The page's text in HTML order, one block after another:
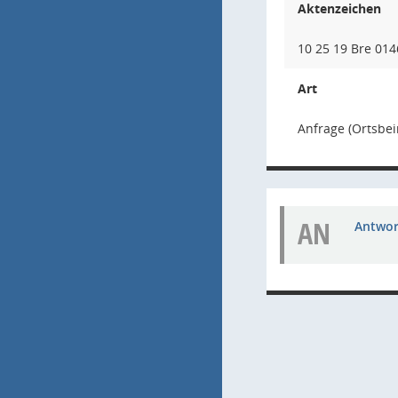
Aktenzeichen
10 25 19 Bre
Art
Anfrage
AN